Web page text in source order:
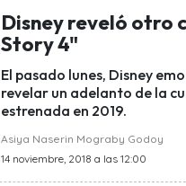
Disney reveló otro
Story 4"
El pasado lunes, Disney
revelar un adelanto de la
estrenada en 2019.
Asiya Naserin Mograby Godoy
14 noviembre, 2018 a las 12:00